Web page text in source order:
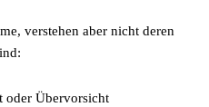
verstehen aber nicht deren
oder Übervorsicht